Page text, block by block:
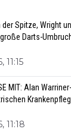
der Spitze, Wright
große Darts-
11:15
MIT: Alan
11:18